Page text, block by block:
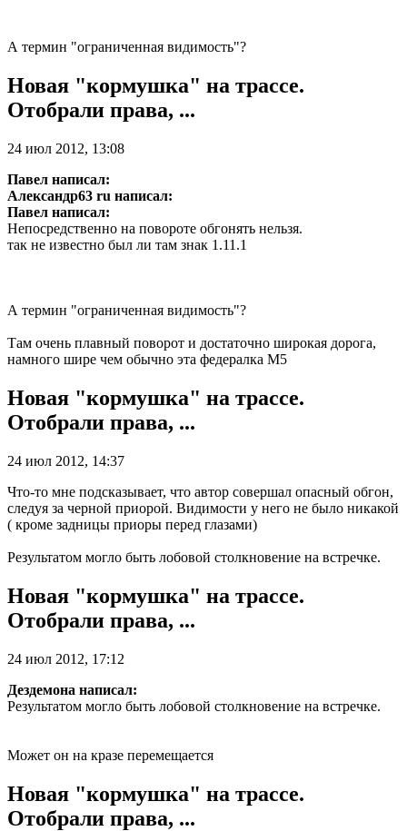
А термин "ограниченная видимость"?
Новая "кормушка" на трассе.
Отобрали права, ...
24 июл 2012, 13:08
Павел написал:
Александр63 ru написал:
Павел написал:
Непосредственно на повороте обгонять нельзя.
так не известно был ли там знак 1.11.1
А термин "ограниченная видимость"?
Там очень плавный поворот и достаточно широкая дорога,
намного шире чем обычно эта федералка М5
Новая "кормушка" на трассе.
Отобрали права, ...
24 июл 2012, 14:37
Что-то мне подсказывает, что автор совершал опасный обгон,
следуя за черной приорой. Видимости у него не было никакой
( кроме задницы приоры перед глазами)
Результатом могло быть лобовой столкновение на встречке.
Новая "кормушка" на трассе.
Отобрали права, ...
24 июл 2012, 17:12
Дездемона написал:
Результатом могло быть лобовой столкновение на встречке.
Может он на кразе перемещается
Новая "кормушка" на трассе.
Отобрали права, ...